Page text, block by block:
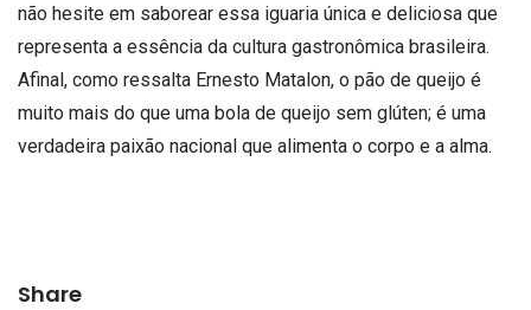
não hesite em saborear essa iguaria única e deliciosa que
representa a essência da cultura gastronômica brasileira.
Afinal, como ressalta Ernesto Matalon, o pão de queijo é
muito mais do que uma bola de queijo sem glúten; é uma
verdadeira paixão nacional que alimenta o corpo e a alma.
Share